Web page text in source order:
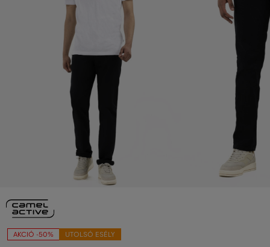
AKCIÓ -50% UTOLSÓ ESÉLY